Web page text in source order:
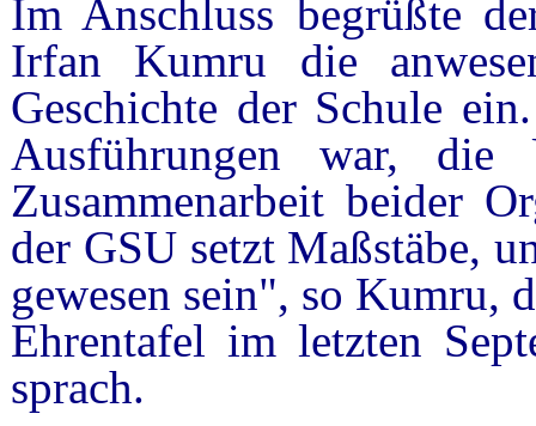
Im Anschluss begrüßte
Irfan Kumru die
Geschichte der Schule
Ausführungen war, die
Zusammenarbeit beider
der GSU setzt Maßstäbe,
gewesen sein", so Kumru,
Ehrentafel im letzten
sprach.